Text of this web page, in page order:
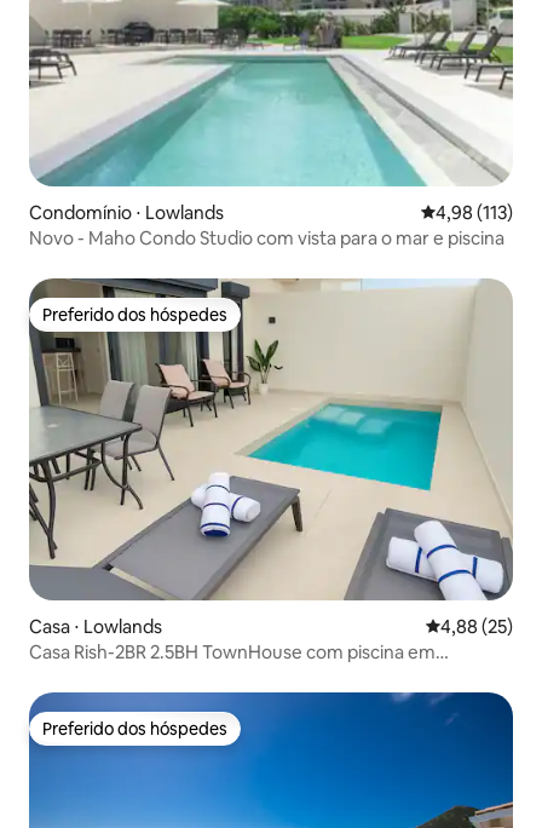
Condomínio ⋅ Lowlands 4,98 de uma
4,98 (113)
Novo - Maho Condo Studio com vista para o mar e piscina
Preferido dos hóspedes
Preferido dos hóspedes
Casa ⋅ Lowlands 4,88 de uma
4,88 (25)
Casa Rish-2BR 2.5BH TownHouse com piscina em
Preferido dos hóspedes
Preferido dos hóspedes